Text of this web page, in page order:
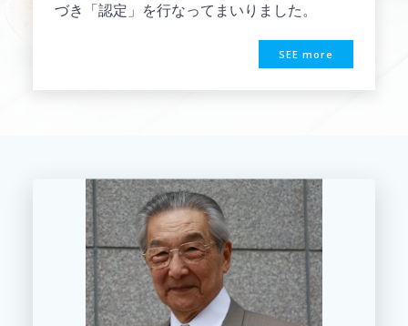
づき「認定」を行なってまいりました。
SEE more